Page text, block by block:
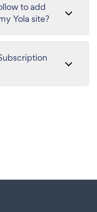
to add
Yola site?